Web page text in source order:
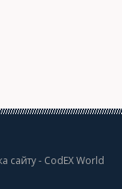
сайту- CodEX World